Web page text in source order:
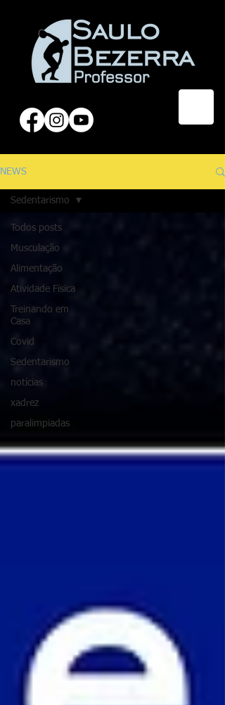
NEWS
Todos posts
Musculação
Alimentação
Atividade Física
Treinando em
Casa
Covid
Sedentarismo
notícias
xadrez
paralimpiadas
Sedentarismo